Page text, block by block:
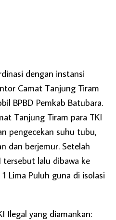
dengan instansi
Camat Tanjung Tiram
BPBD Pemkab Batubara.
Tanjung Tiram para TKI
pengecekan suhu tubu,
dan berjemur. Setelah
tersebut lalu dibawa ke
Lima Puluh guna di isolasi
Ilegal yang diamankan: